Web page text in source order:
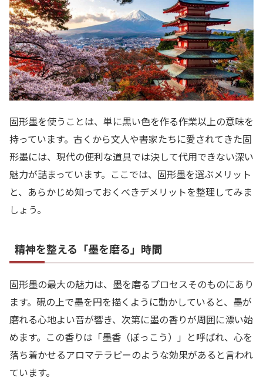
固形墨を使うことは、単に黒い色を作る作業以上の意味を
持っています。古くから文人や書家たちに愛されてきた固
形墨には、現代の便利な道具では決して代用できない深い
魅力が詰まっています。ここでは、固形墨を選ぶメリット
と、あらかじめ知っておくべきデメリットを整理してみま
しょう。
精神を整える「墨を磨る」時間
固形墨の最大の魅力は、墨を磨るプロセスそのものにあり
ます。硯の上で墨を円を描くように動かしていると、墨が
磨れる心地よい音が響き、次第に墨の香りが周囲に漂い始
めます。この香りは「墨香（ぼっこう）」と呼ばれ、心を
落ち着かせるアロマテラピーのような効果があると言われ
ています。